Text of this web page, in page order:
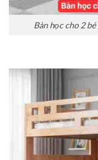
Bàn học cho 2